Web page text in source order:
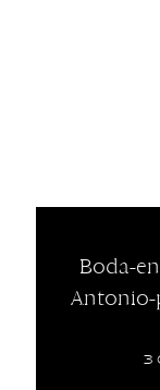
Boda-
Antonio-